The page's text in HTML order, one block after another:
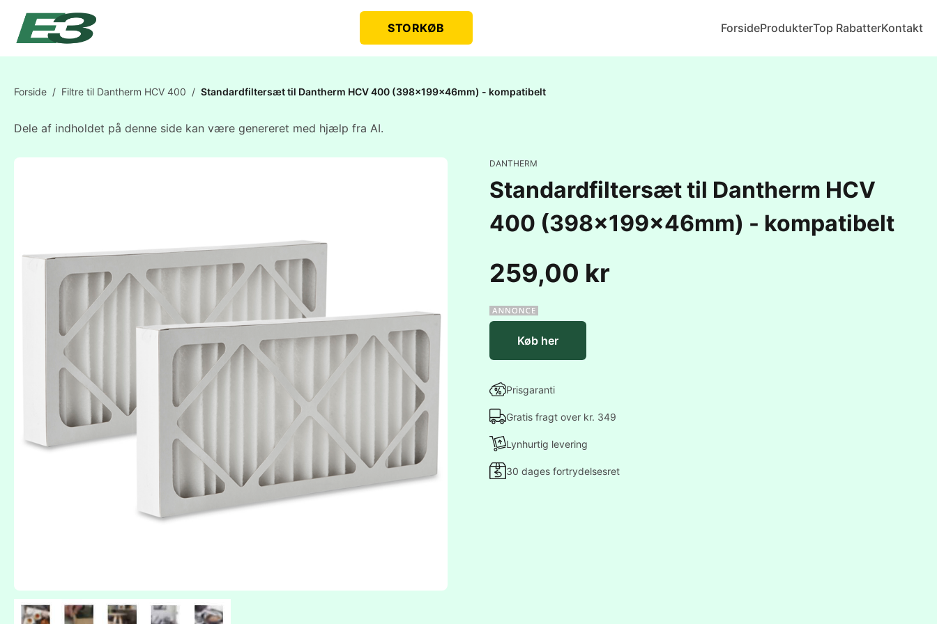
STORKØB ForsideProdukterTop RabatterKontakt
Forside / Filtre til Dantherm HCV 400 / Standardfiltersæt til Dantherm HCV 400 (398x199x46mm) - kompatibelt
Dele af indholdet på denne side kan være genereret med hjælp fra AI.
DANTHERM
Standardfiltersæt til Dantherm HCV
400 (398x199x46mm) - kompatibelt
259,00 kr
Køb her
Prisgaranti
Gratis fragt over kr. 349
Lynhurtig levering
30 dages fortrydelsesret